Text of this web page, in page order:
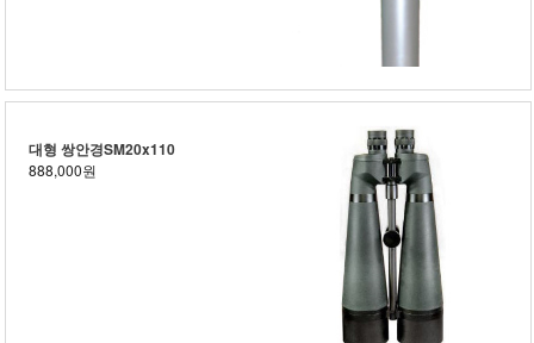
대형 쌍안경SM20x110
888,000원